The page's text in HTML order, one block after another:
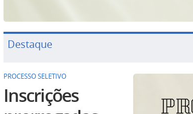
Destaque
PROCESSO SELETIVO
Inscrições